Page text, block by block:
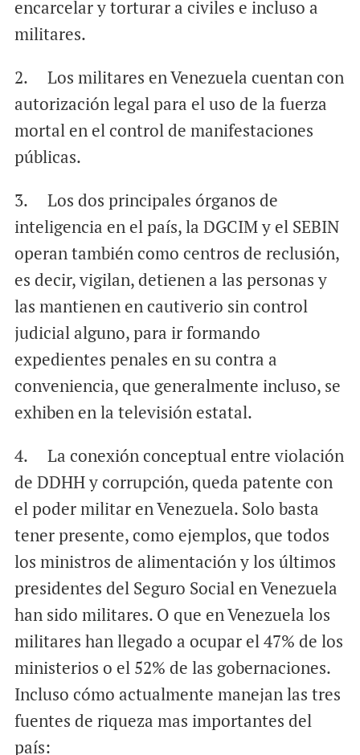
encarcelar y torturar a civiles e incluso a
militares.
2. Los militares en Venezuela cuentan con
autorización legal para el uso de la fuerza
mortal en el control de manifestaciones
públicas.
3. Los dos principales órganos de
inteligencia en el país, la DGCIM y el SEBIN
operan también como centros de reclusión,
es decir, vigilan, detienen a las personas y
las mantienen en cautiverio sin control
judicial alguno, para ir formando
expedientes penales en su contra a
conveniencia, que generalmente incluso, se
exhiben en la televisión estatal.
4. La conexión conceptual entre violación
de DDHH y corrupción, queda patente con
el poder militar en Venezuela. Solo basta
tener presente, como ejemplos, que todos
los ministros de alimentación y los últimos
presidentes del Seguro Social en Venezuela
han sido militares. O que en Venezuela los
militares han llegado a ocupar el 47% de los
ministerios o el 52% de las gobernaciones.
Incluso cómo actualmente manejan las tres
fuentes de riqueza mas importantes del
país: